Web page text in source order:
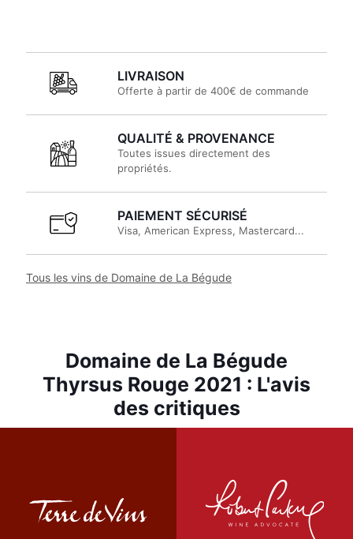
LIVRAISON
Offerte à partir de 400€ de commande
QUALITÉ & PROVENANCE
Toutes issues directement des
propriétés.
PAIEMENT SÉCURISÉ
Visa, American Express, Mastercard...
Tous les vins de Domaine de La Bégude
Domaine de La Bégude
Thyrsus Rouge 2021 : L'avis
des critiques